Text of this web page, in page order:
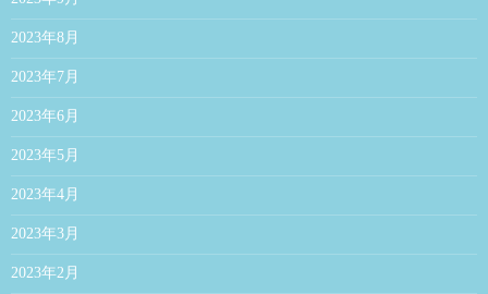
2023年8月
2023年7月
2023年6月
2023年5月
2023年4月
2023年3月
2023年2月